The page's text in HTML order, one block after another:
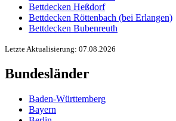
Bettdecken Heßdorf
Bettdecken Röttenbach (bei Erlangen)
Bettdecken Bubenreuth
Letzte Aktualisierung: 07.08.2026
Bundesländer
Baden-Württemberg
Bayern